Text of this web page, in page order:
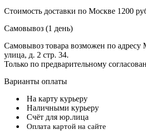
Стоимость доставки по Москве 1200
Самовывоз (1 день)
Самовывоз товара возможен по адресу
улица, д. 2 стр. 34.
Только по предварительному
Варианты оплаты
На карту курьеру
Наличными курьеру
Счёт для юр.лица
Оплата картой на сайте